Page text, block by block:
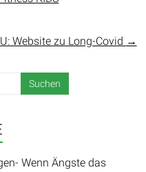
Website zu Long-Covid →
Wenn Ängste das